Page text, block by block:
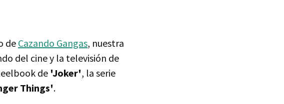
de Cazando Gangas, nuestra
del cine y la televisión de
de 'Joker', la serie
Things'.